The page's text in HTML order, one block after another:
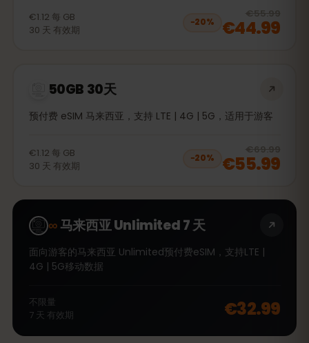
€1.12 每 GB
30 天 有效期
−20%
€55.99
€44.99
50GB 30天
预付费 eSIM 马来西亚，支持 LTE | 4G | 5G，适用于游客
€1.12 每 GB
30 天 有效期
−20%
€69.99
€55.99
∞马来西亚 Unlimited 7 天
面向游客的马来西亚 Unlimited预付费eSIM，支持LTE |
4G | 5G移动数据
不限量
7 天 有效期 €32.99